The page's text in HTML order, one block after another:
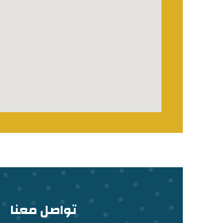
تواصل معنا